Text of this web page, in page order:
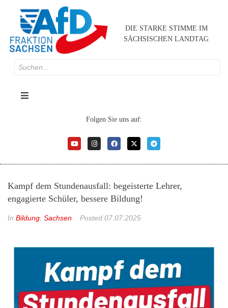
DIE STARKE STIMME IM
SÄCHSISCHEN LANDTAG
Folgen Sie uns auf:
Kampf dem Stundenausfall: begeisterte Lehrer,
engagierte Schüler, bessere Bildung!
In Bildung Sachsen Posted 07.07.2025